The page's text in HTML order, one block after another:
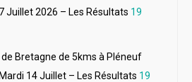
Juillet 2026 – Les Résultats 19
Bretagne de 5kms à Pléneuf
14 Juillet – Les Résultats 19